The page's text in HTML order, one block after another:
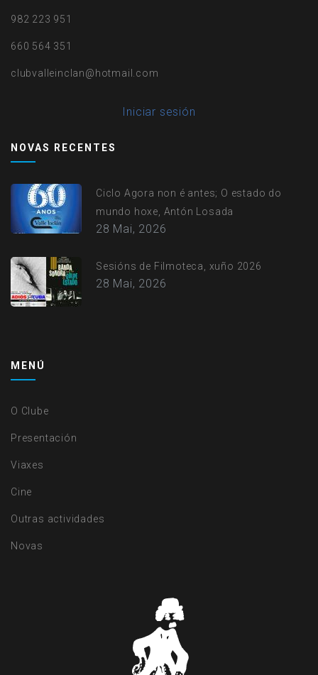
982 223 951
660 564 351
clubvalleinclan@hotmail.com
account
menu
Iniciar sesión
NOVAS RECENTES
Ciclo Agora non é antes; O estado do
mundo hoxe, Antón Losada
28 Mai, 2026
Sesións de Filmoteca, xuño 2026
28 Mai, 2026
MENÚ
O Clube
Presentación
Viaxes
Cine
Outras actividades
Novas